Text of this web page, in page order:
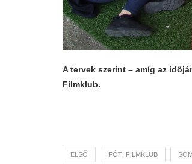
A tervek szerint – amíg az
Filmklub.
ELSŐ FÓTI FILMKLUB